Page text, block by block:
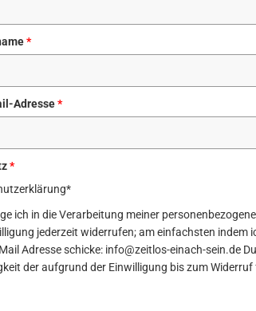
*
Adresse*
*
ich in die Verarbeitung meiner
jederzeit widerrufen; am einfachsten indem
Adresse schicke: info@zeitlos-einach-sein.de
der aufgrund der Einwilligung bis zum